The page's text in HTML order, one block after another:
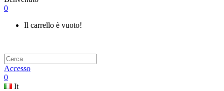
0
Il carrello è vuoto!
Accesso
0
It